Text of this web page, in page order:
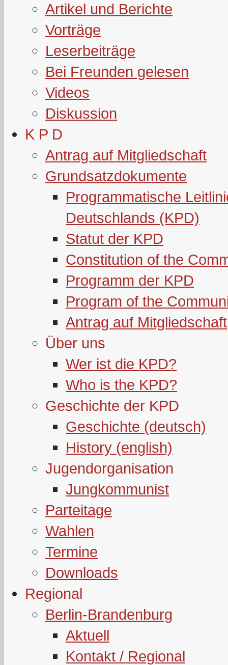
Artikel und Berichte
Vorträge
Leserbeiträge
Bei Freunden gelesen
Videos
Diskussion
K P D
Antrag auf Mitgliedschaft
Grundsatzdokumente
Programmatische
Deutschlands (KPD)
Statut der KPD
Constitution of the
Programm der KPD
Program of the
Antrag auf Mitgliedschaft
Über uns
Wer ist die KPD?
Who is the KPD?
Geschichte der KPD
Geschichte (deutsch)
History (english)
Jugendorganisation
Jungkommunist
Parteitage
Wahlen
Termine
Downloads
Regional
Berlin-Brandenburg
Aktuell
Kontakt / Regional